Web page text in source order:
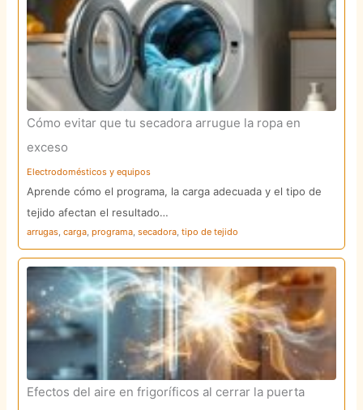
Cómo evitar que tu secadora arrugue la ropa en
exceso
Electrodomésticos y equipos
Aprende cómo el programa, la carga adecuada y el tipo de
tejido afectan el resultado…
arrugas ,carga ,programa ,secadora ,tipo de tejido
Efectos del aire en frigoríficos al cerrar la puerta